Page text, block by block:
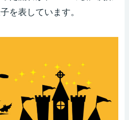
を表しています。